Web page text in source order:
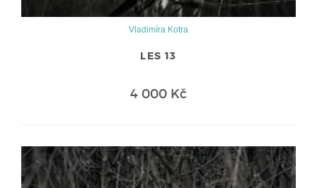
Vladimíra Kotra
LES 13
4 000 Kč